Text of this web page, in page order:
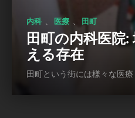
内科 、 医療 、 田町
田町の内科医院
える存在
田町という街には様々な医療